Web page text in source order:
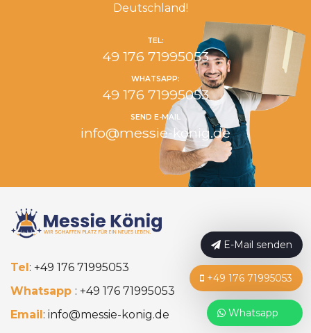
Deutschland!
TEL:
49 176 71995053
WHATSAPP:
49 176 71995053
SEND E-MAIL
info@messie-konig.de
Tel : +49 176 71995053
Whatsapp : +49 176 71995053
Email : info@messie-konig.de
E-Mail senden
+49 176 71995053
Whatsapp